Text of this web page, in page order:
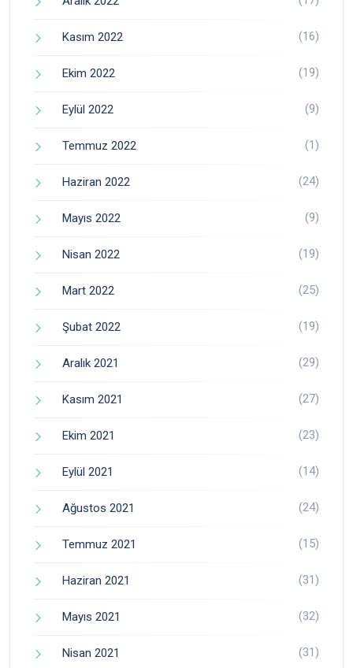
Kasım 2022 (16)
Ekim 2022 (19)
Eylül 2022 (9)
Temmuz 2022 (1)
Haziran 2022 (24)
Mayıs 2022 (9)
Nisan 2022 (19)
Mart 2022 (25)
Şubat 2022 (19)
Aralık 2021 (29)
Kasım 2021 (27)
Ekim 2021 (23)
Eylül 2021 (14)
Ağustos 2021 (24)
Temmuz 2021 (15)
Haziran 2021 (31)
Mayıs 2021 (32)
Nisan 2021 (31)